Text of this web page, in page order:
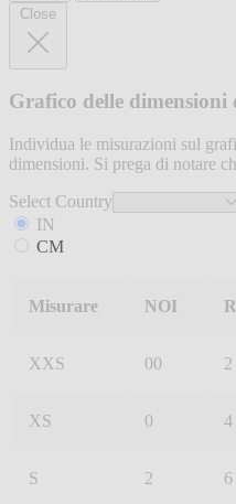
Close
Grafico delle
Individua le misurazioni sul
dimensioni. Si prega di notare
Select Country
IN
CM
Misurare NOI
XXS 00 2
XS 0 4
S 2 6